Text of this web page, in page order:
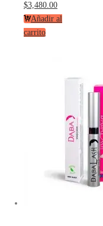
$3,480.00
Añadir al
carrito